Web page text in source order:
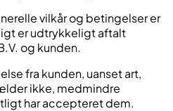
vilkår og betingelser er
er udtrykkeligt aftalt
og kunden.
fra kunden, uanset art,
ikke, medmindre
har accepteret dem.